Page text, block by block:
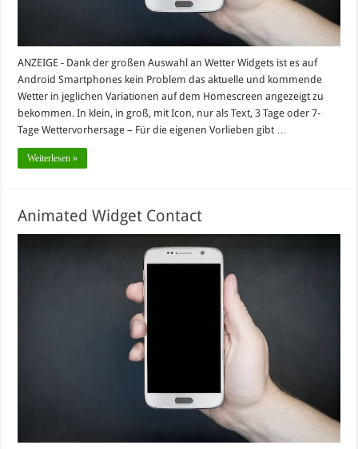
ANZEIGE - Dank der großen Auswahl an Wetter Widgets ist es auf
Android Smartphones kein Problem das aktuelle und kommende
Wetter in jeglichen Variationen auf dem Homescreen angezeigt zu
bekommen. In klein, in groß, mit Icon, nur als Text, 3 Tage oder 7-
Tage Wettervorhersage – Für die eigenen Vorlieben gibt …
Weiterlesen »
Animated Widget Contact